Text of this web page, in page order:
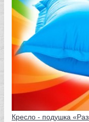
Кресло - подушка